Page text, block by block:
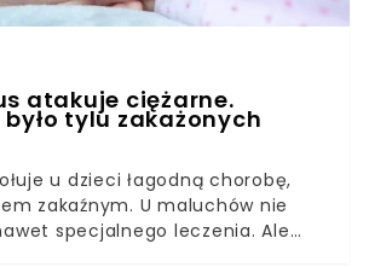
atakuje ciężarne.
tylu zakażonych
u dzieci łagodną chorobę,
zakaźnym. U maluchów nie
specjalnego leczenia. Ale